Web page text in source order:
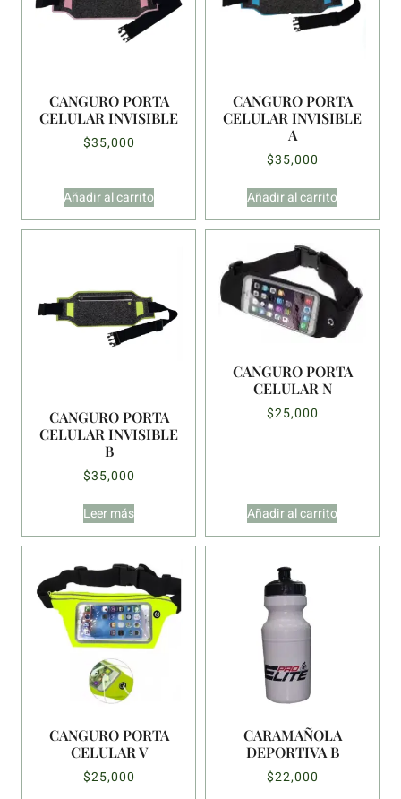
CANGURO PORTA
CELULAR INVISIBLE
$35,000
Añadir al carrito
CANGURO PORTA
CELULAR INVISIBLE
A
$35,000
Añadir al carrito
CANGURO PORTA
CELULAR INVISIBLE
B
$35,000
Leer más
CANGURO PORTA
CELULAR N
$25,000
Añadir al carrito
CANGURO PORTA
CELULAR V
$25,000
CARAMAÑOLA
DEPORTIVA B
$22,000